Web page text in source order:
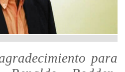
para